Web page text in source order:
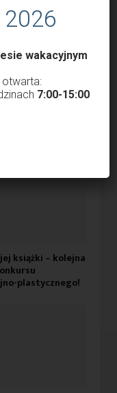
1 marca
3038
książki – kolejna
plastycznego!
wakacyjnym
otwarta:
7:00-15:00